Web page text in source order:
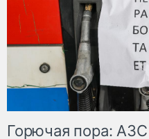
Горючая пора: